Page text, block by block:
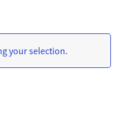
your selection.